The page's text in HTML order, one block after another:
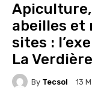
abeilles et
sites :
La Verdière
By Tecsol 13